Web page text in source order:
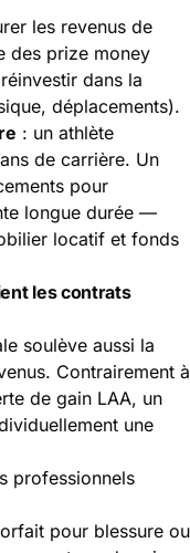
les revenus de
des prize money
dans la
déplacements).
: un athlète
de carrière. Un
pour
longue durée —
locatif et fonds
les contrats
soulève aussi la
Contrairement à
de gain LAA, un
une
professionnels
pour blessure ou